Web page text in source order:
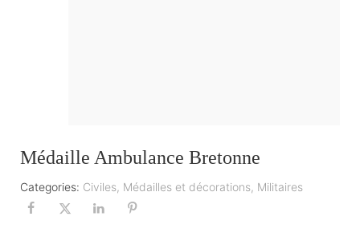
Médaille Ambulance Bretonne
Categories: Civiles, Médailles et décorations, Militaires